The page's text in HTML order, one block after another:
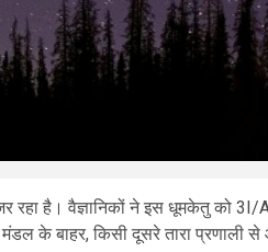
रहा है। वैज्ञानिकों ने इस धूमकेतु को 3I/
के बाहर, किसी दूसरे तारा प्रणाली से